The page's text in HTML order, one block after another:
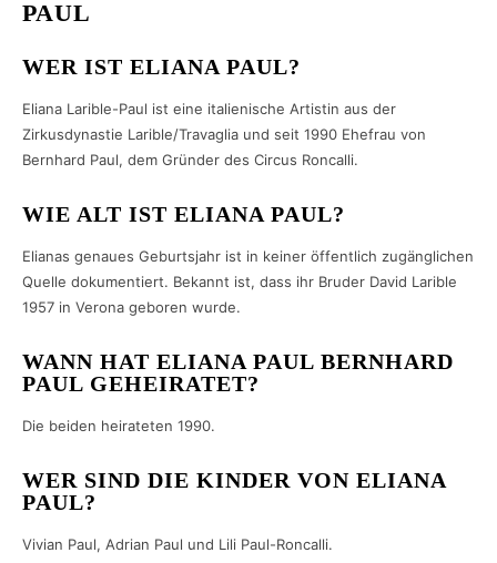
PAUL
WER IST ELIANA PAUL?
Eliana Larible-Paul ist eine italienische Artistin aus der
Zirkusdynastie Larible/Travaglia und seit 1990 Ehefrau von
Bernhard Paul, dem Gründer des Circus Roncalli.
WIE ALT IST ELIANA PAUL?
Elianas genaues Geburtsjahr ist in keiner öffentlich zugänglichen
Quelle dokumentiert. Bekannt ist, dass ihr Bruder David Larible
1957 in Verona geboren wurde.
WANN HAT ELIANA PAUL BERNHARD
PAUL GEHEIRATET?
Die beiden heirateten 1990.
WER SIND DIE KINDER VON ELIANA
PAUL?
Vivian Paul, Adrian Paul und Lili Paul-Roncalli.